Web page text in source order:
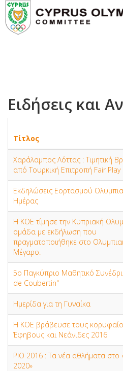
Ειδήσεις και
Τίτλος
Χαράλαμπος Λόττας : Τιμητική
από Τουρκική Επιτροπή Fair Play
Εκδηλώσεις Εορτασμού
Ημέρας
Η ΚΟΕ τίμησε την Κυπριακή
ομάδα με εκδήλωση που
πραγματοποιήθηκε στο
Μέγαρο.
5ο Παγκύπριο Μαθητικό
de Coubertin"
Ημερίδα για τη Γυναίκα
H KOE βράβευσε τους
Έφηβους και Νεάνιδες 2016
ΡΙΟ 2016 : Τα νέα αθλήματα στο
2020»